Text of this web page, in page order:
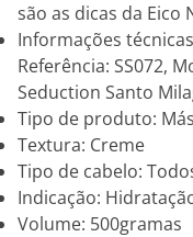
são as dicas da Eico
Informações
Referência: SS072,
Seduction Santo
Tipo de produto:
Textura: Creme
Tipo de cabelo:
Indicação:
Volume: 500gramas